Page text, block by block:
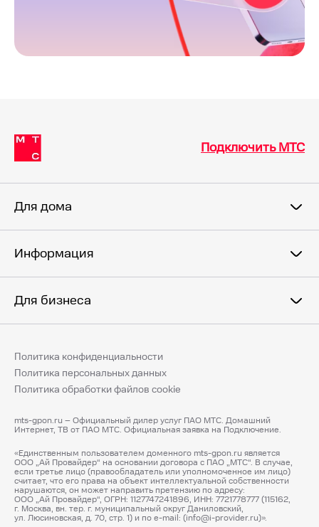
Подключить МТС
Для дома
Информация
Для бизнеса
Политика конфиденциальности
Политика персональных данных
Политика обработки файлов cookie
mts-gpon.ru – Официальный дилер услуг ПАО МТС. Домашний
Интернет, ТВ от ПАО МТС. Официальная заявка на Подключение.
«Единственным пользователем доменного mts-gpon.ru является
ООО „Ай Провайдер“ на основании договора с ПАО „МТС“. В случае,
если третье лицо (правообладатель или уполномоченное им лицо)
считает, что его права на объект интеллектуальной собственности
нарушаются, он может направить претензию по адресу:
ООО „Ай Провайдер“, ОГРН: 1127747241896, ИНН: 7721778777 (115162,
г. Москва, вн. тер. г. муниципальный округ Даниловский,
ул. Люсиновская, д. 70, стр. 1) и по e-mail: (info@i-provider.ru)».